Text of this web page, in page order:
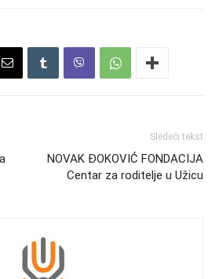
Sledeći tekst
NOVAK ĐOKOVIĆ FONDACIJA
Centar za roditelje u Užicu